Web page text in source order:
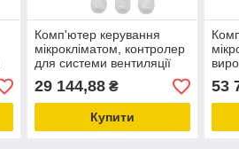
Комп'ютер керування
мікрокліматом, контролер
для системи вентиляції
свиноферм і птахоферм
TOTAL CONTROL 1201/25
29 144,88₴
Купити
53